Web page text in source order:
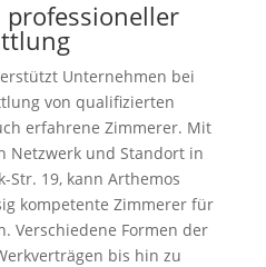
professioneller
Unternehmen bei
von qualifizierten
erfahrene Zimmerer. Mit
Netzwerk und Standort in
Str. 19, kann Arthemos
kompetente Zimmerer für
Verschiedene Formen der
bis hin zu